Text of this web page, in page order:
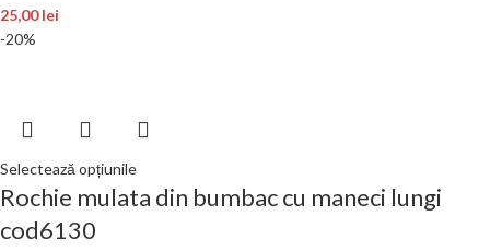
25,00lei
-20%
Selectează opțiunile
Rochie mulata din bumbac cu maneci lungi
cod6130